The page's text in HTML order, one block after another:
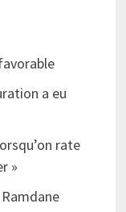
a eu
rate
»